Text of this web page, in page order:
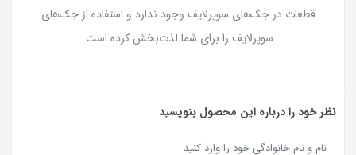
قطعات در جک‌های سوپرلایف وجود ندارد و استفاده از جک‌های
سوپرلایف را برای شما لذت‌بخش کرده است.
نظر خود را درباره این محصول بنویسید